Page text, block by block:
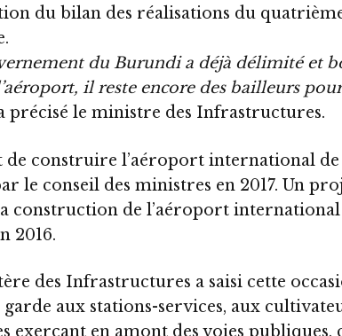
du bilan des réalisations du
du Burundi a déjà délimité et
il reste encore des bailleurs
précisé le ministre des Infrastructures.
de construire l’aéroport international de
le conseil des ministres en 2017. Un
construction de l’aéroport international
2016.
des Infrastructures a saisi cette
garde aux stations-services, aux
exerçant en amont des voies publiques,